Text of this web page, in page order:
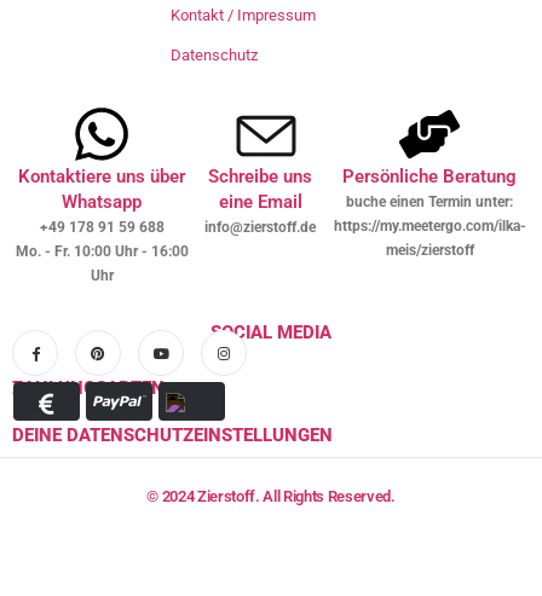
Kontakt / Impressum
Datenschutz
Kontaktiere uns über
Whatsapp
+49 178 91 59 688
Mo. - Fr. 10:00 Uhr - 16:00
Uhr
Schreibe uns
eine Email
info@zierstoff.de
Persönliche Beratung
buche einen Termin unter:
https://my.meetergo.com/ilka-
meis/zierstoff
SOCIAL MEDIA
ZAHLUNGSARTEN
DEINE DATENSCHUTZEINSTELLUNGEN
© 2024 Zierstoff. All Rights Reserved.